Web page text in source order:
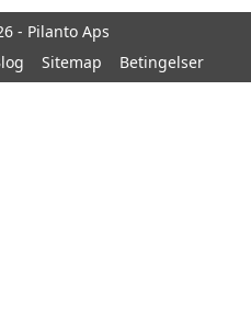
- Pilanto Aps
Sitemap Betingelser